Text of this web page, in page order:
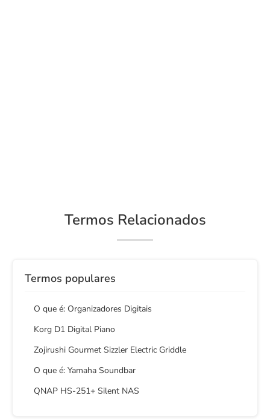
Termos Relacionados
Termos populares
O que é: Organizadores Digitais
Korg D1 Digital Piano
Zojirushi Gourmet Sizzler Electric Griddle
O que é: Yamaha Soundbar
QNAP HS-251+ Silent NAS